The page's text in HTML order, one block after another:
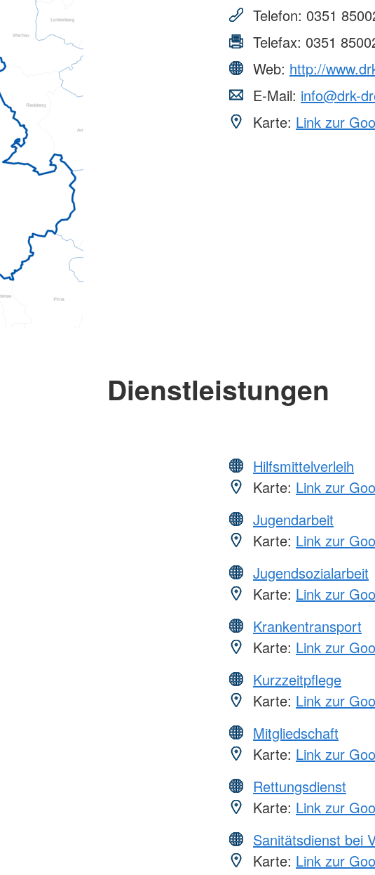
Telefon: 0351
Telefax: 0351
Web: http://
E-Mail: info@drk-
Karte: Link zur
Dienstleistungen
Hilfsmittelverleih
Karte: Link zur
Jugendarbeit
Karte: Link zur
Jugendsozialarbeit
Karte: Link zur
Krankentransport
Karte: Link zur
Kurzzeitpflege
Karte: Link zur
Mitgliedschaft
Karte: Link zur
Rettungsdienst
Karte: Link zur
Sanitätsdienst bei
Karte: Link zur